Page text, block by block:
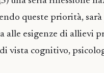
queste priorità,
alle esigenze di allievi
vista cognitivo,